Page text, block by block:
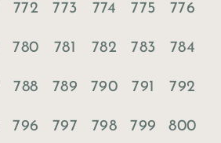
772 773 774 775 776
780 781 782 783 784
788 789 790 791 792
796 797 798 799 800